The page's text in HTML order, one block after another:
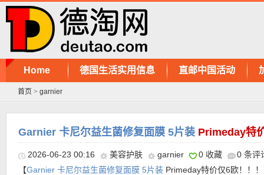
Home 德国生活实用信息 直邮中国活动
首页 > garnier
Garnier 卡尼尔益生菌修复面膜 5片装 Primeday特
2026-06-23 00:16 美容护肤 garnier 0 收藏
0 条评
【Garnier 卡尼尔益生菌修复面膜 5片装 Primeday特价仅6欧！！